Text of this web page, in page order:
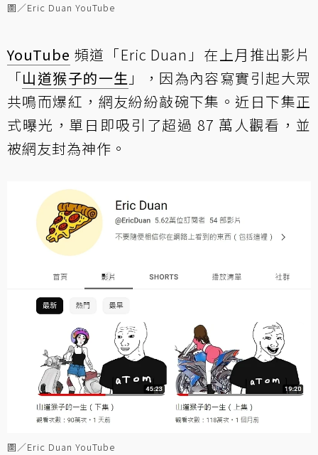
圖／Eric Duan YouTube
YouTube 頻道「Eric Duan」在上月推出影片
「山道猴子的一生 」，因為內容寫實引起大眾
共鳴而爆紅，網友紛紛敲碗下集。近日下集正
式曝光，單日即吸引了超過 87 萬人觀看，並
被網友封為神作。
圖／Eric Duan YouTube